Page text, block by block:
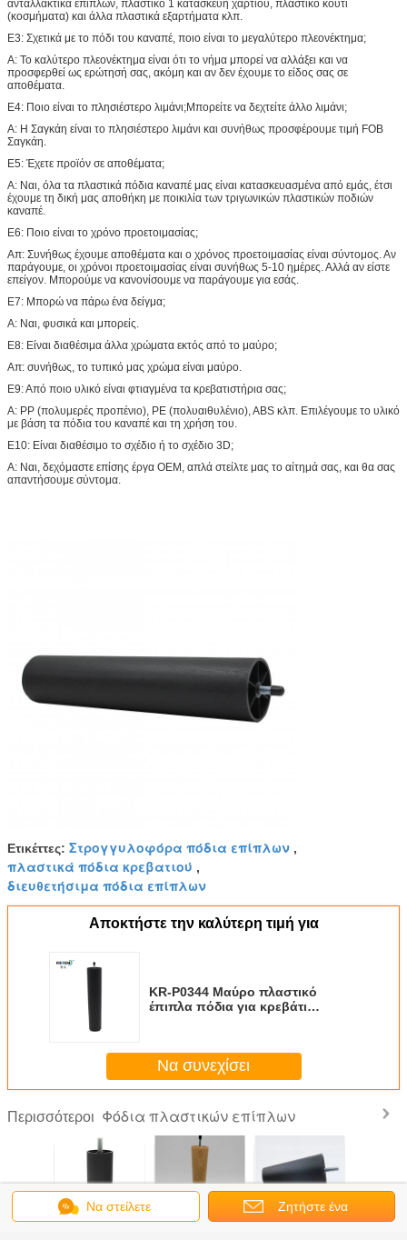
ανταλλακτικά επίπλων, πλαστικό 1 κατασκευή χάρτιου, πλαστικό κουτί
(κοσμήματα) και άλλα πλαστικά εξαρτήματα κλπ.
Ε3: Σχετικά με το πόδι του καναπέ, ποιο είναι το μεγαλύτερο πλεονέκτημα;
Α: Το καλύτερο πλεονέκτημα είναι ότι το νήμα μπορεί να αλλάξει και να
προσφερθεί ως ερώτησή σας, ακόμη και αν δεν έχουμε το είδος σας σε
αποθέματα.
Ε4: Ποιο είναι το πλησιέστερο λιμάνι;Μπορείτε να δεχτείτε άλλο λιμάνι;
Α: Η Σαγκάη είναι το πλησιέστερο λιμάνι και συνήθως προσφέρουμε τιμή FOB
Σαγκάη.
Ε5: Έχετε προϊόν σε αποθέματα;
Α: Ναι, όλα τα πλαστικά πόδια καναπέ μας είναι κατασκευασμένα από εμάς, έτσι
έχουμε τη δική μας αποθήκη με ποικιλία των τριγωνικών πλαστικών ποδιών
καναπέ.
Ε6: Ποιο είναι το χρόνο προετοιμασίας;
Απ: Συνήθως έχουμε αποθέματα και ο χρόνος προετοιμασίας είναι σύντομος. Αν
παράγουμε, οι χρόνοι προετοιμασίας είναι συνήθως 5-10 ημέρες. Αλλά αν είστε
επείγον. Μπορούμε να κανονίσουμε να παράγουμε για εσάς.
Ε7: Μπορώ να πάρω ένα δείγμα;
Α: Ναι, φυσικά και μπορείς.
Ε8: Είναι διαθέσιμα άλλα χρώματα εκτός από το μαύρο;
Απ: συνήθως, το τυπικό μας χρώμα είναι μαύρο.
Ε9: Από ποιο υλικό είναι φτιαγμένα τα κρεβατιστήρια σας;
Α: PP (πολυμερές προπένιο), PE (πολυαιθυλένιο), ABS κλπ. Επιλέγουμε το υλικό
με βάση τα πόδια του καναπέ και τη χρήση του.
Ε10: Είναι διαθέσιμο το σχέδιο ή το σχέδιο 3D;
Α: Ναι, δεχόμαστε επίσης έργα OEM, απλά στείλτε μας το αίτημά σας, και θα σας
απαντήσουμε σύντομα.
Ετικέττες: Στρογγυλοφόρα πόδια επίπλων ,
πλαστικά πόδια κρεβατιού ,
διευθετήσιμα πόδια επίπλων
Αποκτήστε την καλύτερη τιμή για
KR-P0344 Μαύρο πλαστικό
έπιπλα πόδια για κρεβάτι
Να συνεχίσει
Περισσότεροι Φόδια πλαστικών επίπλων
Πολυπροπυλένιο
Οικιακό 150mm
60MM
Να στείλετε Ζητήστε ένα